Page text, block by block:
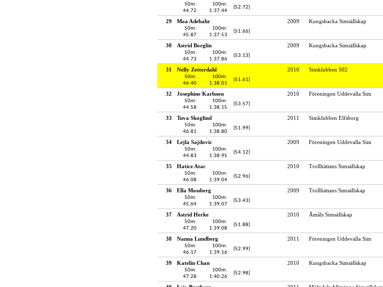
50m:
44.72
100m:
1:37.44
(52.72)
29 Moa Adebahr 2009 Kungsbacka Simsällskap
50m:
45.87
100m:
1:37.53
(51.66)
30 Astrid Borglin 2009 Kungsbacka Simsällskap
50m:
44.73
100m:
1:37.86
(53.13)
31 Nelly Zetterdahl 2010 Simklubben S02
50m:
46.40
100m:
1:38.01
(51.61)
32 Josephine Karlsson 2010 Föreningen Uddevalla Sim
50m:
44.58
100m:
1:38.15
(53.57)
33 Tuva Skoglind 2011 Simklubben Elfsborg
50m:
46.81
100m:
1:38.80
(51.99)
34 Lejla Sajdovic 2009 Föreningen Uddevalla Sim
50m:
44.83
100m:
1:38.95
(54.12)
35 Hatice Atac 2010 Trollhättans Simsällskap
50m:
46.08
100m:
1:39.04
(52.96)
36 Ella Mossberg 2009 Trollhättans Simsällskap
50m:
45.64
100m:
1:39.07
(53.43)
37 Astrid Herke 2010 Åmåls Simsällskap
50m:
47.20
100m:
1:39.08
(51.88)
38 Nanna Lundberg 2011 Föreningen Uddevalla Sim
50m:
46.17
100m:
1:39.16
(52.99)
39 Katelin Chan 2010 Kungsbacka Simsällskap
50m:
47.28
100m:
1:40.26
(52.98)